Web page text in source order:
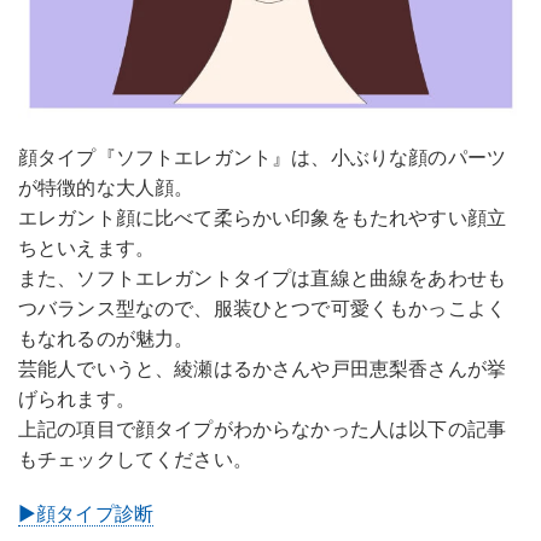
顔タイプ『ソフトエレガント』は、小ぶりな顔のパーツ
が特徴的な大人顔。
エレガント顔に比べて柔らかい印象をもたれやすい顔立
ちといえます。
また、ソフトエレガントタイプは直線と曲線をあわせも
つバランス型なので、服装ひとつで可愛くもかっこよく
もなれるのが魅力。
芸能人でいうと、綾瀬はるかさんや戸田恵梨香さんが挙
げられます。
上記の項目で顔タイプがわからなかった人は以下の記事
もチェックしてください。
▶顔タイプ診断